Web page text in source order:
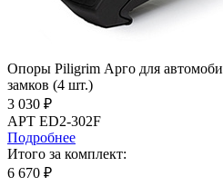
Опоры Piligrim Арго для
замков (4 шт.)
3 030 ₽
АРТ ED2-302F
Подробнее
Итого за комплект:
6 670 ₽